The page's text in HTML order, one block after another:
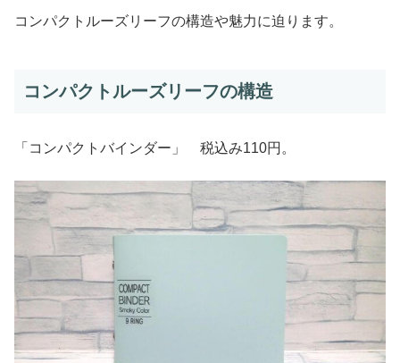
コンパクトルーズリーフの構造や魅力に迫ります。
コンパクトルーズリーフの構造
「コンパクトバインダー」 税込み110円。